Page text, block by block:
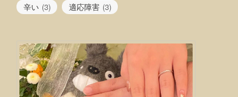
辛い (3) 適応障害 (3)